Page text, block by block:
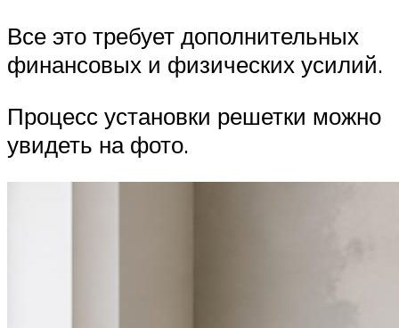
Все это требует дополнительных
финансовых и физических усилий.
Процесс установки решетки можно
увидеть на фото.